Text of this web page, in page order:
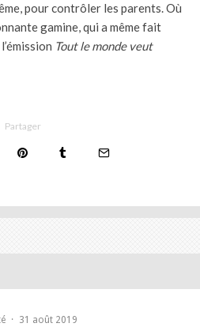
pour contrôler les parents. Où
gamine, qui a même fait
Tout le monde veut
Partager
· 31 août 2019